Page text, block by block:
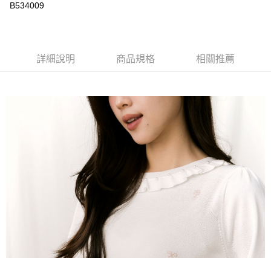
悠遊付
運送方式
每筆NT$80，滿NT$2,000(含以上)免運費
每筆NT$80，滿NT$2,000(含以上)免運費
每筆NT$80，滿NT$2,000(含以上)免運費
每筆NT$80，滿NT$2,000(含以上)免運費
每筆NT$100，滿NT$2,000(含以上)免運費
B534009
詳細說明 商品規格 相關推薦